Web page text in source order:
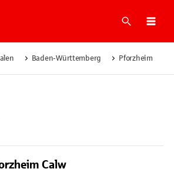
Suche
Baden-Württemberg Pforzheim
Calw